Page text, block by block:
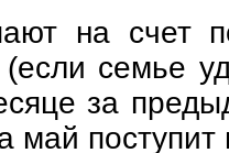
на счет
семье
за
май